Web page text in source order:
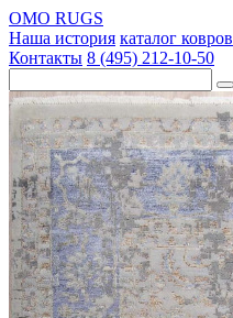
OMO RUGS
Наша история каталог ковров
Контакты 8 (495) 212-10-50